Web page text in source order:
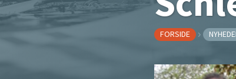
FORSIDE